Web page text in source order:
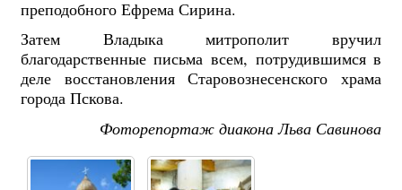
преподобного Ефрема Сирина.
Затем Владыка митрополит вручил
благодарственные письма всем, потрудившимся в
деле восстановления Старовознесенского храма
города Пскова.
Фоторепортаж диакона Льва Савинова